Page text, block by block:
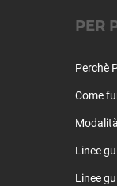
PER
Perchè
Come
Linee
Linee